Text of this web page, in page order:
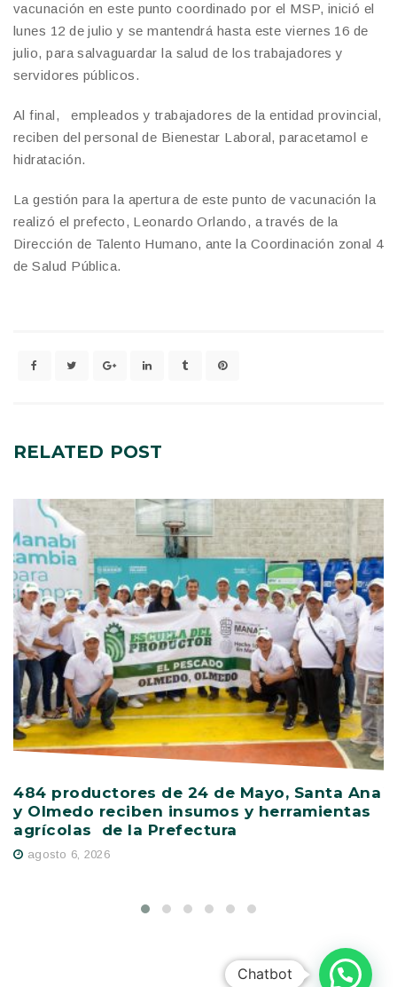
vacunación en este punto coordinado por el MSP, inició el
lunes 12 de julio y se mantendrá hasta este viernes 16 de
julio, para salvaguardar la salud de los trabajadores y
servidores públicos.
Al final, empleados y trabajadores de la entidad provincial,
reciben del personal de Bienestar Laboral, paracetamol e
hidratación.
La gestión para la apertura de este punto de vacunación la
realizó el prefecto, Leonardo Orlando, a través de la
Dirección de Talento Humano, ante la Coordinación zonal 4
de Salud Pública.
RELATED POST
484 productores de 24 de Mayo, Santa Ana
y Olmedo reciben insumos y herramientas
agrícolas de la Prefectura
agosto 6, 2026
Chatbot